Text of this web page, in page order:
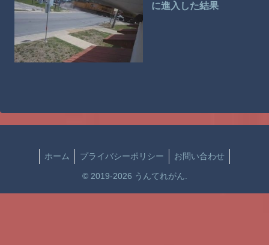
に進入した結果
ホーム プライバシーポリシー お問い合わせ
© 2019-2026 うんてれがん.